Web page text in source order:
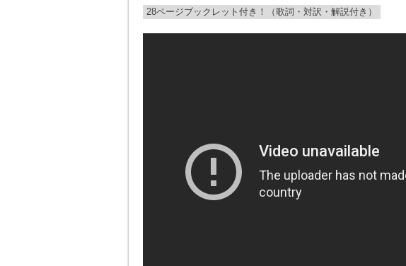
28ページブックレット付き！（歌詞・対訳・解説付き）